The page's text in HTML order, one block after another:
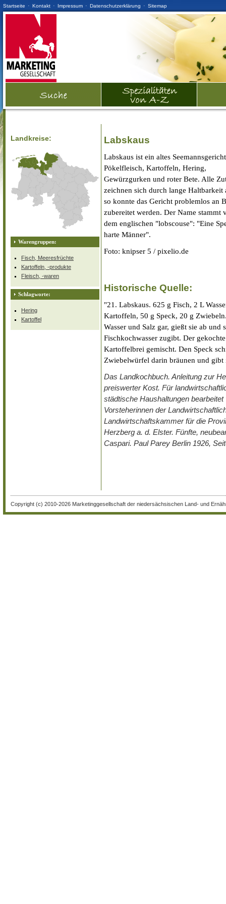
Startseite · Kontakt · Impressum · Datenschutzerklärung · Sitemap
Landkreise:
Warengruppen:
Fisch, Meeresfrüchte
Kartoffeln, -produkte
Fleisch, -waren
Schlagworte:
Hering
Kartoffel
Labskaus
Labskaus ist ein altes
Pökelfleisch, Kartoffeln, Hering,
Gewürzgurken und roter Bete. Alle
zeichnen sich durch lange Haltbarkeit
so konnte das Gericht problemlos an
zubereitet werden. Der Name stammt
dem englischen "lobscouse": "Eine
harte Männer".
Foto: knipser 5 / pixelio.de
Historische Quelle:
"21. Labskaus. 625 g Fisch, 2 L
Kartoffeln, 50 g Speck, 20 g
Wasser und Salz gar, gießt sie ab
Fischkochwasser zugibt. Der
Kartoffelbrei gemischt. Den Speck
Zwiebelwürfel darin bräunen und gibt
Das Landkochbuch. Anleitung zur
preiswerter Kost. Für
städtische Haushaltungen
Vorsteherinnen der
Landwirtschaftskammer für die
Herzberg a. d. Elster. Fünfte,
Caspari. Paul Parey Berlin 1926,
Copyright (c) 2010-2026 Marketinggesellschaft der niedersächsischen Land- und